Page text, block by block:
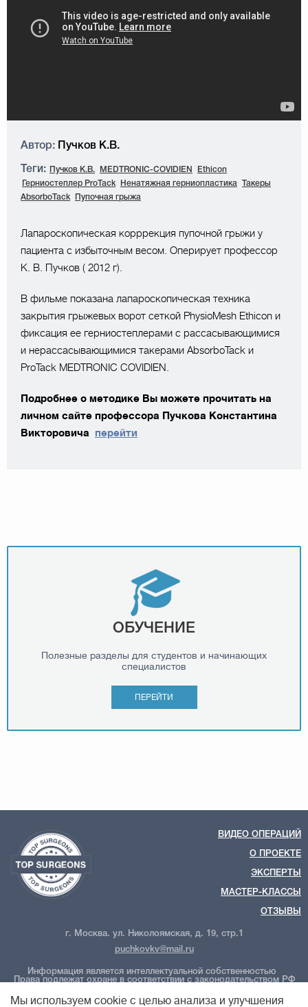
Автор: Пучков К.В.
Теги: Пучков К.В. MEDTRONIC-COVIDIEN
Ethicon
Герниостеплер ProTack
Ненатяжная герниопластика
Такеры
AbsorboTack
Пупочная грыжа
Лапароскопическая корррекция пупочной грыжи у
пациента с избыточным весом. Оперирует профессор
К. В. Пучков ( 2012 г).
В фильме показана лапароскопическая техника
закрытия грыжевых ворот сеткой PhysioMesh Ethicon и
фиксация ее герниостеплерами с рассасывающимися
и нерассасывающимися такерами AbsorboTack и
ProTack MEDTRONIC COVIDIEN.
Подробнее о методике Вы можете прочитать на
личном сайте профессора Пучкова Константина
Викторовича перейти
ОБУЧЕНИЕ
Полезные разделы для студентов и начинающих
специалистов
ПЕРЕЙТИ
ВИДЕО ОПЕРАЦИЙ
О ПРОЕКТЕ
ЭКСПЕРТЫ
МАСТЕР-КЛАССЫ
ОТЗЫВЫ
г. Москва. ул. Николоямская, д. 19, стр.1
puchkovkv@mail.ru
Информация является интеллектуальной собственностью
Права подлежат охране в соответствии с законодательством РФ
Политика обработки персональных данных
Политика конфиденциальности
Мы используем cookie с целью анализа и улучшения